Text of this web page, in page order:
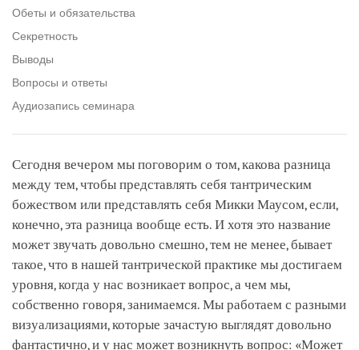
Обеты и обязательства
Секретность
Выводы
Вопросы и ответы
Аудиозапись семинара
Сегодня вечером мы поговорим о том, какова разница
между тем, чтобы представлять себя тантрическим
божеством или представлять себя Микки Маусом, если,
конечно, эта разница вообще есть. И хотя это название
может звучать довольно смешно, тем не менее, бывает
такое, что в нашей тантрической практике мы достигаем
уровня, когда у нас возникает вопрос, а чем мы,
собственно говоря, занимаемся. Мы работаем с разными
визуализациями, которые зачастую выглядят довольно
фантастично, и у нас может возникнуть вопрос: «Может